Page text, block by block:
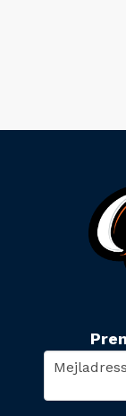
email
Mejladress